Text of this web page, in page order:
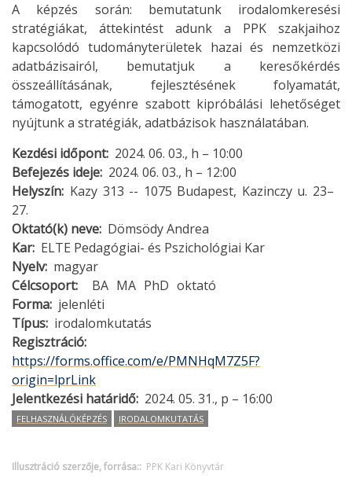
A képzés során: bemutatunk irodalomkeresési
stratégiákat, áttekintést adunk a PPK szakjaihoz
kapcsolódó tudományterületek hazai és nemzetközi
adatbázisairól, bemutatjuk a keresőkérdés
összeállításának, fejlesztésének folyamatát,
támogatott, egyénre szabott kipróbálási lehetőséget
nyújtunk a stratégiák, adatbázisok használatában.
Kezdési időpont 2024. 06. 03., h – 10:00
Befejezés ideje 2024. 06. 03., h – 12:00
Helyszín Kazy 313 -- 1075 Budapest, Kazinczy u. 23–
27.
Oktató(k) neve Dömsödy Andrea
Kar ELTE Pedagógiai- és Pszichológiai Kar
Nyelv magyar
Célcsoport
BA MA PhD oktató
Forma jelenléti
Típus irodalomkutatás
Regisztráció
https://forms.office.com/e/PMNHqM7Z5F?
origin=lprLink
Jelentkezési határidő 2024. 05. 31., p – 16:00
FELHASZNÁLÓKÉPZÉS IRODALOMKUTATÁS
Illusztráció szerzője, forrása: PPK Kari Könyvtár